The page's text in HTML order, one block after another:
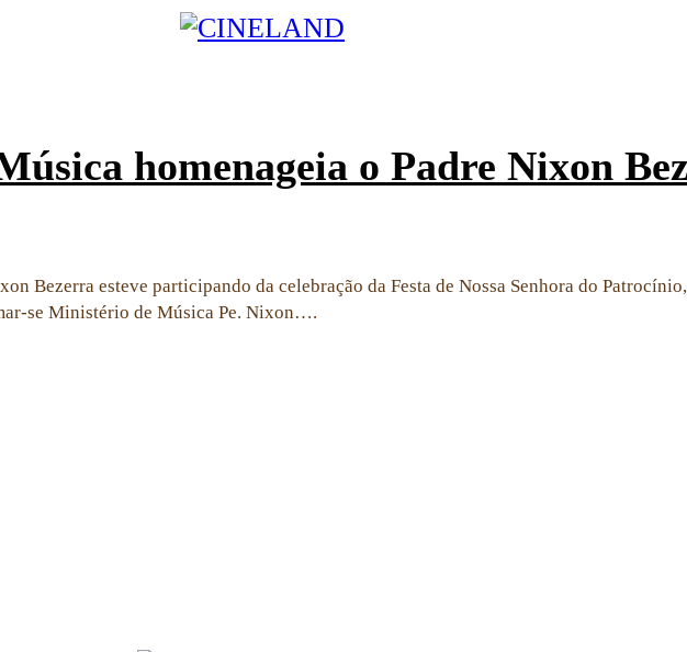
homenageia o Padre Nixon
Bezerra esteve participando da celebração da Festa de Nossa Senhora do
se Ministério de Música Pe. Nixon….